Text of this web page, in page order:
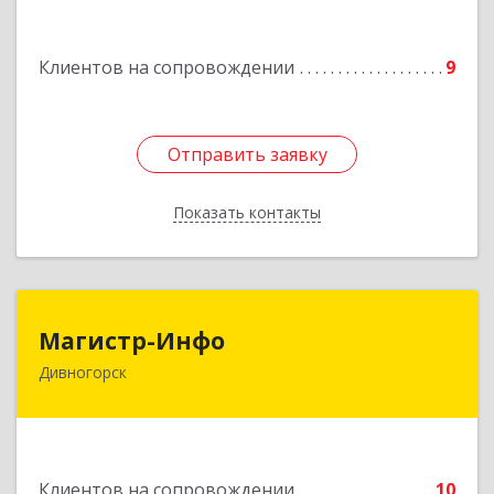
Клиентов на сопровождении 9
Отправить заявку
Показать контакты
Отправить заявку
Назад
Магистр-Инфо
Дивногорск663090 Красноярский край Дивногорск г